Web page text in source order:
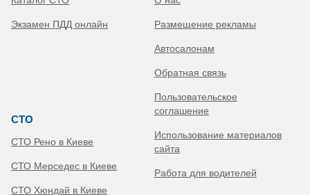
Экзамен ПДД онлайн
СТО
СТО Рено в Киеве
СТО Мерседес в Киеве
СТО Хюндай в Киеве
Размещение рекламы
Автосалонам
Обратная связь
Пользовательское
соглашение
Использование материалов
сайта
Работа для водителей